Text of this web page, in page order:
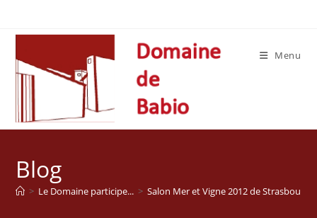
Menu
Blog
> Le Domaine participe... > Salon Mer et Vigne 2012 de Strasbourg